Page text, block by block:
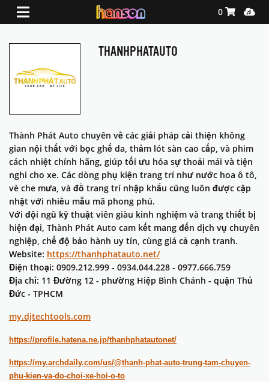
Shopping
0
THANHPHATAUTO
Thành Phát Auto chuyên về các giải pháp cải thiện không
gian nội thất với bọc ghế da, thảm lót sàn cao cấp, và phim
cách nhiệt chính hãng, giúp tối ưu hóa sự thoải mái và tiện
nghi cho xe. Các dòng phụ kiện trang trí như nước hoa ô tô,
vè che mưa, và đồ trang trí nhập khẩu cũng luôn được cập
nhật với nhiều mẫu mã phong phú.
Với đội ngũ kỹ thuật viên giàu kinh nghiệm và trang thiết bị
hiện đại, Thành Phát Auto cam kết mang đến dịch vụ chuyên
nghiệp, chế độ bảo hành uy tín, cùng giá cả cạnh tranh.
Website: https://thanhphatauto.net/
Điện thoại: 0909.212.999 - 0934.044.228 - 0977.666.759
Địa chỉ: 11 Đường 12 - phường Hiệp Bình Chánh - quận Thủ
Đức - TPHCM
my.djtechtools.com
https://profile.hatena.ne.jp/thanhphatautonet/
https://my.archdaily.com/us/@thanh-phat-auto-trung-tam-chuyen-
phu-kien-va-do-choi-xe-hoi-o-to